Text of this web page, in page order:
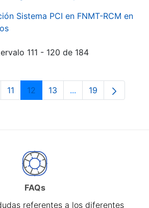
Sistema PCI en FNMT-RCM en
111 - 120 de 184
intermedias Use TAB para
Página
11 Página
12 Página
13 ...PáginasPágina
19
FAQs
referentes a los diferentes